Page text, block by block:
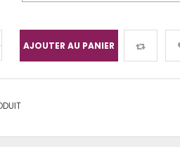
AJOUTER AU PANIER